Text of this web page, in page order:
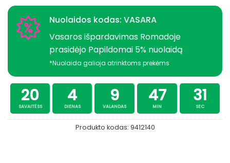
Nuolaidos kodas: VASARA
Vasaros išpardavimas Romadoje
prasidėjo Papildomai 5% nuolaidą
*Nuolaida galioja atrinktoms prekėms
20
SAVAITĖSS
4
DIENAS
9
VALANDAS
47
MIN
31
SEC
Produkto kodas: 9412140